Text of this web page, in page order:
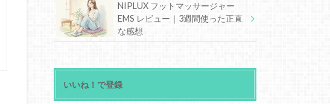
NIPLUX フットマッサージャー
EMS レビュー｜3週間使った正直
な感想
いいね！で登録